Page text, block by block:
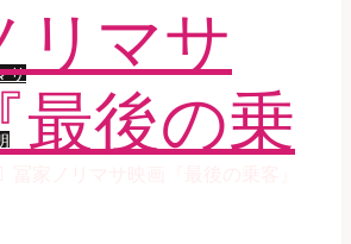
サリマサ
最後の乗